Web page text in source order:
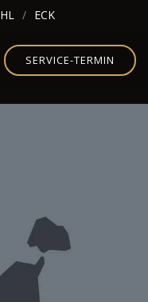
HL ECK
SERVICE-TERMIN